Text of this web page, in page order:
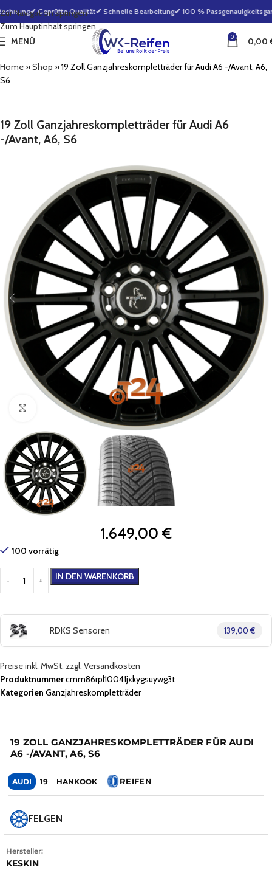
Zur Navigation springen
Zum Hauptinhalt springen
✔ Geprüfte Qualität✔ Schnelle Bearbeitung✔ 100 %
MENÜ 0 0,00
Home»Shop »19 Zoll Ganzjahreskompletträder für Audi A6 -/Avant, A6,
S6
19 Zoll Ganzjahreskompletträder für Audi A6
-/Avant, A6, S6
Zum Vergrößern klicken
1.649,00 €
100 vorrätig
IN DEN WARENKORB
RDKS Sensoren 139,00 €
Preise inkl. MwSt. zzgl. Versandkosten
Produktnummercmm86rpl10041jxkygsuywg3t
Kategorien Ganzjahreskompletträder
19 ZOLL GANZJAHRESKOMPLETTRÄDER FÜR AUDI
A6 -/AVANT, A6, S6
AUDI 19 HANKOOK REIFEN
FELGEN
Hersteller:
KESKIN